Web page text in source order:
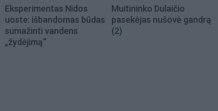
Eksperimentas Nidos
uoste: išbandomas būdas
sumažinti vandens
„žydėjimą“
Muitininko Dulaičio
pasekėjas nušovė gandrą
(2)